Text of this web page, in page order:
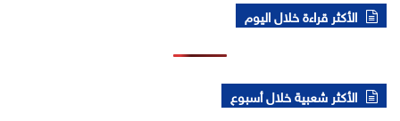
الأكثر قراءة خلال اليوم
الأكثر شعبية خلال أسبوع